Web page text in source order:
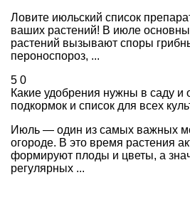
Ловите июльский список
ваших растений! В июле
растений вызывают споры
пероноспороз, ...
5 0
Какие удобрения нужны в саду и
подкормок и список для всех
Июль — один из самых важных
огороде. В это время растения
формируют плоды и цветы, а
регулярных ...